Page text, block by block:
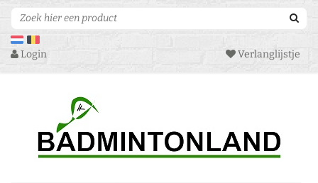
Login Verlanglijstje